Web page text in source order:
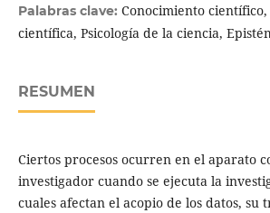
Palabras clave: Conocimiento
científica, Psicología de la ciencia,
RESUMEN
Ciertos procesos ocurren en el aparato
investigador cuando se ejecuta la
cuales afectan el acopio de los datos, su